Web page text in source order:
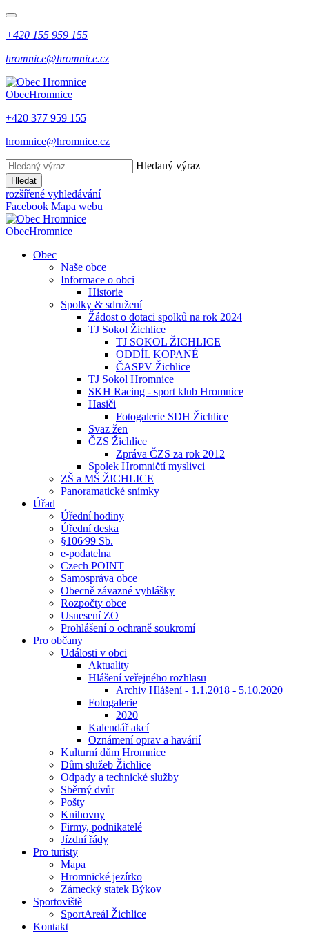
+420 155 959 155
hromnice@hromnice.cz
ObecHromnice
+420 377 959 155
hromnice@hromnice.cz
Hledaný výraz
Hledat
rozšířené vyhledávání
Facebook Mapa webu
ObecHromnice
Obec
Naše obce
Informace o obci
Historie
Spolky & sdružení
Žádost o dotaci spolků na rok 2024
TJ Sokol Žichlice
TJ SOKOL ŽICHLICE
ODDÍL KOPANÉ
ČASPV Žichlice
TJ Sokol Hromnice
SKH Racing - sport klub Hromnice
Hasiči
Fotogalerie SDH Žichlice
Svaz žen
ČZS Žichlice
Zpráva ČZS za rok 2012
Spolek Hromničtí myslivci
ZŠ a MŠ ŽICHLICE
Panoramatické snímky
Úřad
Úřední hodiny
Úřední deska
§106⁄99 Sb.
e-podatelna
Czech POINT
Samospráva obce
Obecně závazné vyhlášky
Rozpočty obce
Usnesení ZO
Prohlášení o ochraně soukromí
Pro občany
Události v obci
Aktuality
Hlášení veřejného rozhlasu
Archiv Hlášení - 1.1.2018 - 5.10.2020
Fotogalerie
2020
Kalendář akcí
Oznámení oprav a havárií
Kulturní dům Hromnice
Dům služeb Žichlice
Odpady a technické služby
Sběrný dvůr
Pošty
Knihovny
Firmy, podnikatelé
Jízdní řády
Pro turisty
Mapa
Hromnické jezírko
Zámecký statek Býkov
Sportoviště
SportAreál Žichlice
Kontakt